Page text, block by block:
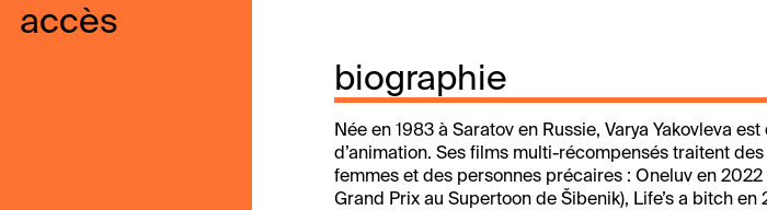
accès
biographie
Née en 1983 à Saratov en Russie, Varya Yakovleva
d’animation. Ses films multi-récompensés traitent
femmes et des personnes précaires : Oneluv en 2022
Grand Prix au Supertoon de Šibenik), Life’s a bitch en